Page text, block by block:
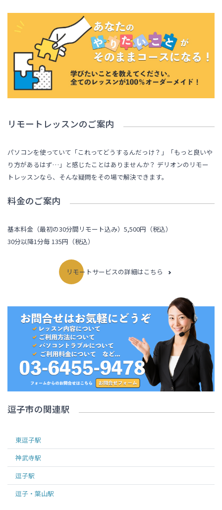
リモートレッスンのご案内
パソコンを使っていて「これってどうするんだっけ？」「もっと良いや
り方があるはず…」と感じたことはありませんか？ デリオンのリモー
トレッスンなら、そんな疑問をその場で解決できます。
料金のご案内
基本料金（最初の30分間リモート込み）5,500円（税込）
30分以降1分毎 135円（税込）
リモートサービスの詳細はこちら
逗子市の関連駅
東逗子駅
神武寺駅
逗子駅
逗子・葉山駅